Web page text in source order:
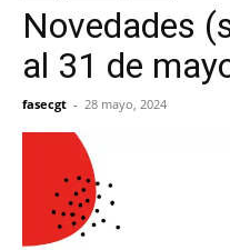
Novedades
al 31 de
fasecgt - 28 mayo, 2024